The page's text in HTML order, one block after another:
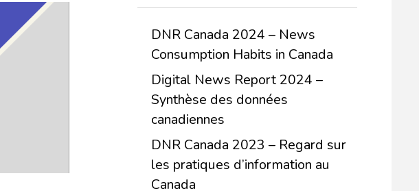
DNR Canada 2024 – News
Consumption Habits in Canada
Digital News Report 2024 –
Synthèse des données
canadiennes
DNR Canada 2023 – Regard sur
les pratiques d’information au
Canada